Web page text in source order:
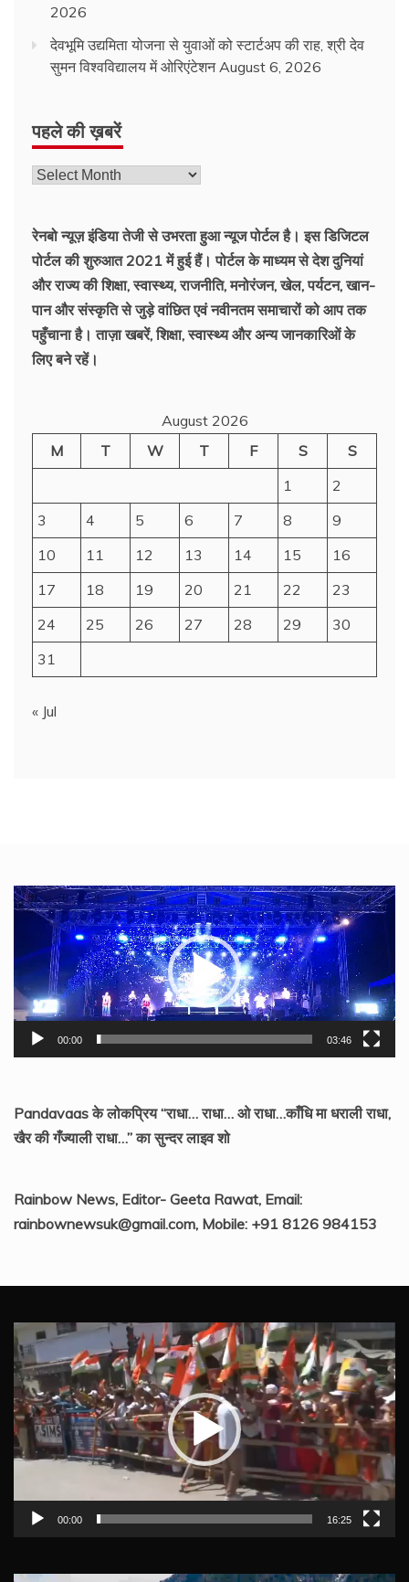
2026
देवभूमि उद्यमिता योजना से युवाओं को स्टार्टअप की राह, श्री देव
सुमन विश्वविद्यालय में ओरिएंटेशन August 6, 2026
पहले की ख़बरें
पहले
रेनबो न्यूज़ इंडिया तेजी से उभरता हुआ न्‍यूज पोर्टल है। इस डिजिटल
पोर्टल की शुरुआत 2021 में हुई हैं। पोर्टल के माध्यम से देश दुनियां
और राज्य की शिक्षा, स्वास्थ्य, राजनीति, मनोरंजन, खेल, पर्यटन, खान-
पान और संस्कृति से जुड़े वांछित एवं नवीनतम समाचारों को आप तक
पहुँचाना है। ताज़ा खबरें, शिक्षा, स्वास्थ्य और अन्य जानकारिओं के
लिए बने रहें।
August 2026
M
T W T F S
S
1
2
3
4 5 6 7 8
9
10
11 12 13 14 15
16
17
18 19 20 21 22
23
24
25 26 27 28 29
30
31
« Jul
Video
Player
00:00 03:46
Pandavaas के लोकप्रिय “राधा… राधा… ओ राधा…काँधि मा धराली राधा,
खैर की गँज्याली राधा…” का सुन्दर लाइव शो
Rainbow News, Editor- Geeta Rawat, Email:
rainbownewsuk@gmail.com, Mobile: +91 8126 984153
Video
Player
00:00 16:25